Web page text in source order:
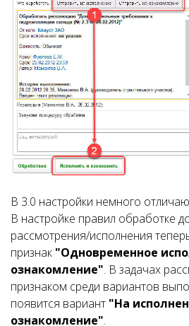
В 3.0 настройки немного
В настройке правил обработке
рассмотрения/исполнения
признак "Одновременное
ознакомление". В задачах
признаком среди вариантов
появится вариант "На
ознакомление".